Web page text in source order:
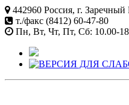
442960 Россия, г.
т./факс (8412) 60-47-80
Пн, Вт, Чт, Пт, Сб: 10.00-